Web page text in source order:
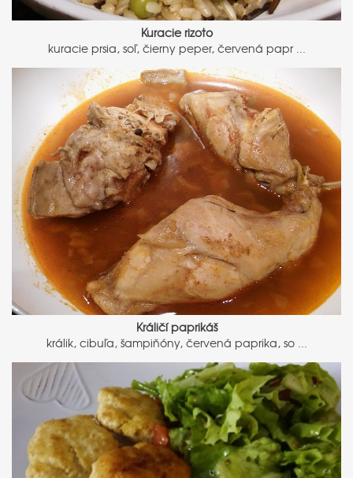
Kuracie rizoto
kuracie prsia, soľ, čierny peper, červená papr ...
Králičí paprikáš
králik, cibuľa, šampiňóny, červená paprika, so ...